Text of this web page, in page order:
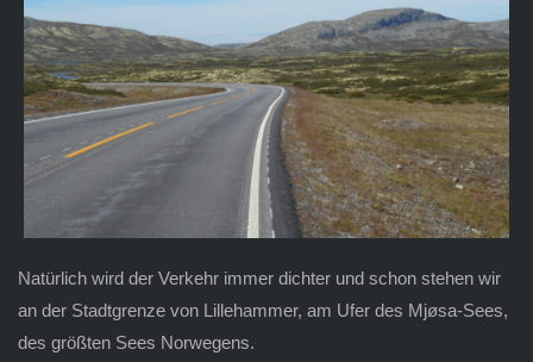
Natürlich wird der Verkehr immer dichter und schon stehen wir
an der Stadtgrenze von Lillehammer, am Ufer des Mjøsa-Sees,
des größten Sees Norwegens.